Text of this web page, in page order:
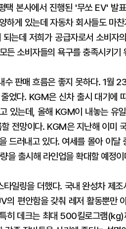
본사에서 진행된 '무쏘 EV' 발
하게 있는데 자동차 회사들도 마
는데 저희가 공급자로서 소비자
든 소비자들의 욕구를 충족시키기
수 판매 흐름은 좋지 못하다. 1월
다. KGM은 신차 출시 대기에
있는데, 올해 KGM이 내놓는 유
전망이다. KGM은 지난해 이미
드러내고 있다. 여세를 몰아 이
을 출시해 라인업을 확대할 예정이
일링을 더했다. 국내 완성차 제
의 편안함을 갖춰 레저 활동뿐만
히 데크는 최대 500킬로그램